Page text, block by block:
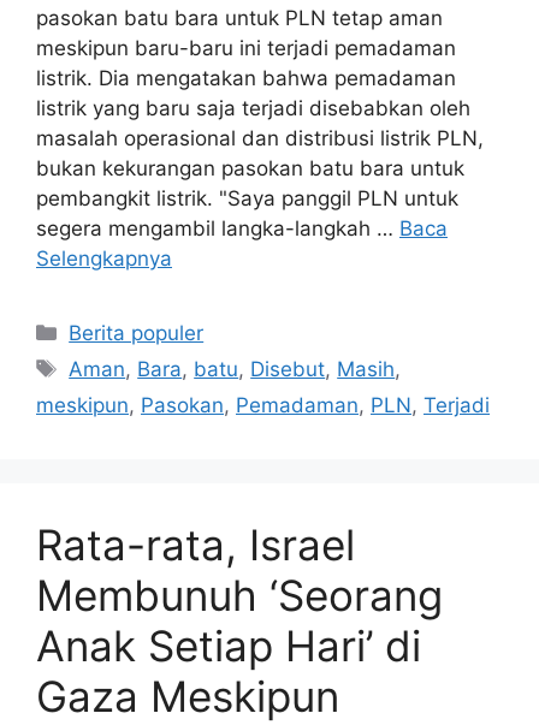
pasokan batu bara untuk PLN tetap aman
meskipun baru-baru ini terjadi pemadaman
listrik. Dia mengatakan bahwa pemadaman
listrik yang baru saja terjadi disebabkan oleh
masalah operasional dan distribusi listrik PLN,
bukan kekurangan pasokan batu bara untuk
pembangkit listrik. "Saya panggil PLN untuk
segera mengambil langka-langkah … Baca
Selengkapnya
Kategori
Berita populer
Tag
Aman, Bara, batu, Disebut, Masih,
meskipun, Pasokan, Pemadaman, PLN, Terjadi
Rata-rata, Israel
Membunuh ‘Seorang
Anak Setiap Hari’ di
Gaza Meskipun